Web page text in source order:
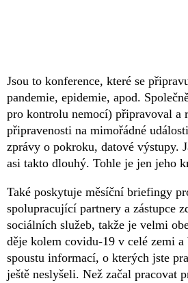
Jsou to konference, které se
pandemie, epidemie, apod.
pro kontrolu nemocí) připravoval a
připravenosti na mimořádné
zprávy o pokroku, datové výstupy.
asi takto dlouhý. Tohle je jen jeho
Také poskytuje měsíční briefingy
spolupracující partnery a zástupce
sociálních služeb, takže je velmi
děje kolem covidu-19 v celé zemi a
spoustu informací, o kterých jste
ještě neslyšeli. Než začal pracovat